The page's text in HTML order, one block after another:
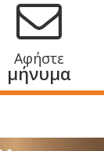
Αφήστε
μήνυμα